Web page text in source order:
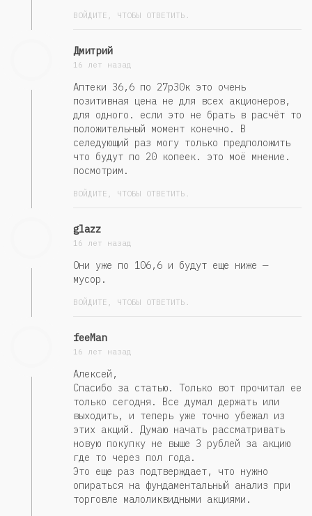
ВОЙДИТЕ, ЧТОБЫ ОТВЕТИТЬ.
Дмитрий
16 лет назад
Аптеки 36,6 по 27р30к это очень
позитивная цена не для всех акционеров,
для одного. если это не брать в расчёт то
положительный момент конечно. В
селедующий раз могу только предположить
что будут по 20 копеек. это моё мнение.
посмотрим.
ВОЙДИТЕ, ЧТОБЫ ОТВЕТИТЬ.
glazz
16 лет назад
Они уже по 106,6 и будут еще ниже —
мусор.
ВОЙДИТЕ, ЧТОБЫ ОТВЕТИТЬ.
feeMan
16 лет назад
Алексей,
Спасибо за статью. Только вот прочитал ее
только сегодня. Все думал держать или
выходить, и теперь уже точно убежал из
этих акций. Думаю начать рассматривать
новую покупку не выше 3 рублей за акцию
где то через пол года.
Это еще раз подтверждает, что нужно
опираться на фундаментальный анализ при
торговле малоликвидными акциями.